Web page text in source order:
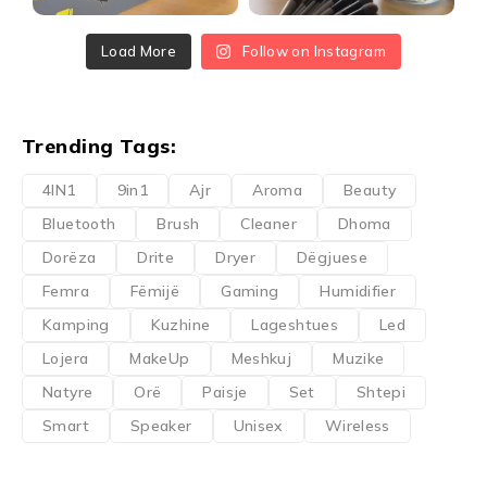
Load More Follow on Instagram
Trending Tags:
4IN1 9in1 Ajr Aroma
Beauty
Bluetooth
Brush Cleaner
Dhoma
Dorëza
Drite Dryer
Dëgjuese
Femra
Fëmijë Gaming
Humidifier
Kamping
Kuzhine Lageshtues
Led
Lojera
MakeUp Meshkuj
Muzike
Natyre
Orë Paisje Set
Shtepi
Smart
Speaker Unisex Wireless